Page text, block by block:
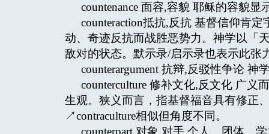
countenance 面容,容貌 耶稣的容貌
counteraction抵抗,反抗 基督信仰肯
动、奇迹反抗而战胜恶势力。神学以「
敌对的状态。默示录/启示录也表示此张
counterargument 抗辩,反驳性争论
counterculture 修补文化,反文化 广义
生观。狭义而言，指基督福音具有修正
↗contraculture相似但角度不同。
counterpart 对象,对手 个人、团体、